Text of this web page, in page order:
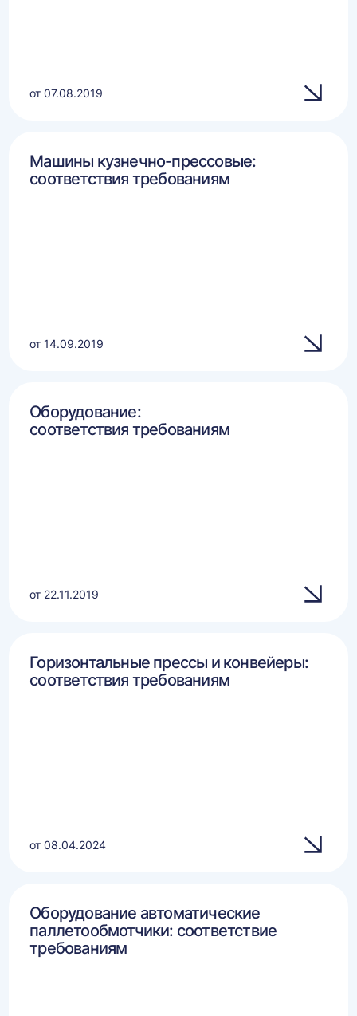
от 07.08.2019
Машины кузнечно-прессовые:
соответствия требованиям
от 14.09.2019
Оборудование:
соответствия требованиям
от 22.11.2019
Горизонтальные прессы и конвейеры:
соответствия требованиям
от 08.04.2024
Оборудование автоматические
паллетообмотчики: соответствие
требованиям